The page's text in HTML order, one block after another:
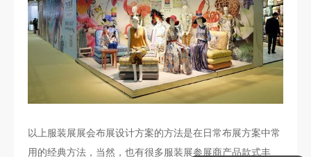
以上服装展展会布展设计方案的方法是在日常布展方案中常
用的经典方法，当然，也有很多服装展参展商产品款式丰